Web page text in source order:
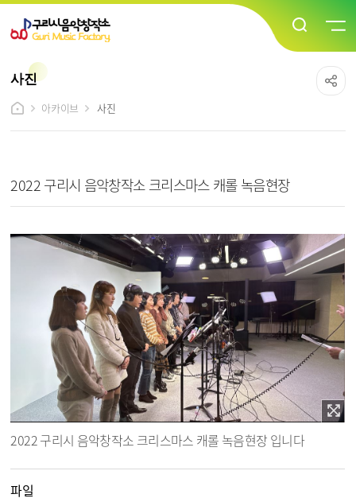
사진
아카이브
사진
2022 구리시 음악창작소 크리스마스 캐롤 녹음현장
2022 구리시 음악창작소 크리스마스 캐롤 녹음현장 입니다
파일